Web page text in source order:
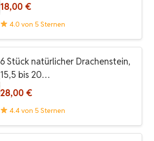
18,00 €
4.0 von 5 Sternen
6 Stück natürlicher Drachenstein,
15,5 bis 20…
28,00 €
4.4 von 5 Sternen